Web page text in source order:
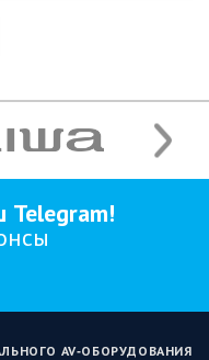
Telegram!
AV‑ОБОРУДОВАНИЯ